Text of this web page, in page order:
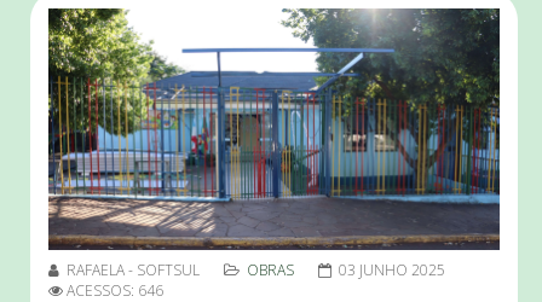
RAFAELA - SOFTSUL OBRAS
03 JUNHO 2025
ACESSOS: 646